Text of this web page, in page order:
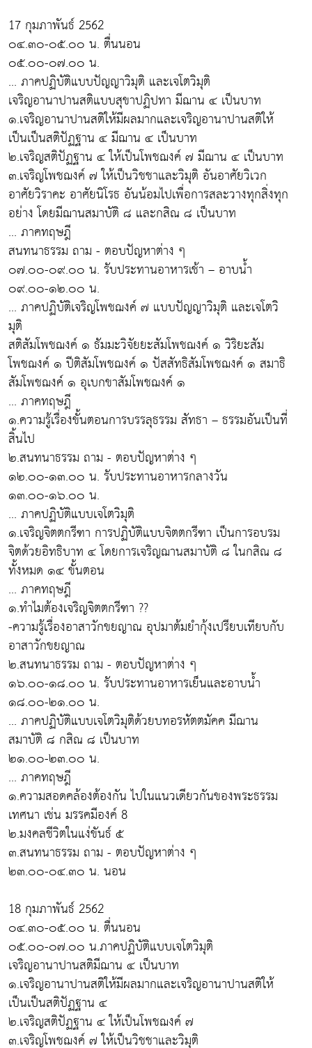
17 กุมภาพันธ์ 2562
๐๔.๓๐-๐๕.๐๐ น. ตื่นนอน
๐๕.๐๐-๐๗.๐๐ น.
... ภาคปฏิบัติแบบปัญญาวิมุติ และเจโตวิมุติ
เจริญอานาปานสติแบบสุขาปฏิปทา มีฌาน ๔ เป็นบาท
๑.เจริญอานาปานสติให้มีผลมากและเจริญอานาปานสติให้
เป็นเป็นสติปัฏฐาน ๔ มีฌาน ๔ เป็นบาท
๒.เจริญสติปัฏฐาน ๔ ให้เป็นโพชฌงค์ ๗ มีฌาน ๔ เป็นบาท
๓.เจริญโพชฌงค์ ๗ ให้เป็นวิชชาและวิมุติ อันอาศัยวิเวก
อาศัยวิราคะ อาศัยนิโรธ อันน้อมไปเพื่อการสละวางทุกสิ่งทุก
อย่าง โดยมีฌานสมาบัติ ๘ และกสิณ ๘ เป็นบาท
... ภาคทฤษฎี
สนทนาธรรม ถาม - ตอบปัญหาต่าง ๆ
๐๗.๐๐-๐๙.๐๐ น. รับประทานอาหารเช้า – อาบน้ำ
๐๙.๐๐-๑๒.๐๐ น.
... ภาคปฏิบัติเจริญโพชฌงค์ ๗ แบบปัญญาวิมุติ และเจโตวิ
มุติ
สติสัมโพชฌงค์ ๑ ธัมมะวิจัยยะสัมโพชฌงค์ ๑ วิริยะสัม
โพชฌงค์ ๑ ปีติสัมโพชฌงค์ ๑ ปัสสัทธิสัมโพชฌงค์ ๑ สมาธิ
สัมโพชฌงค์ ๑ อุเบกขาสัมโพชฌงค์ ๑
... ภาคทฤษฎี
๑.ความรู้เรื่องขั้นตอนการบรรลุธรรม สัทธา – ธรรมอันเป็นที่
สิ้นไป
๒.สนทนาธรรม ถาม - ตอบปัญหาต่าง ๆ
๑๒.๐๐-๑๓.๐๐ น. รับประทานอาหารกลางวัน
๑๓.๐๐-๑๖.๐๐ น.
... ภาคปฏิบัติแบบเจโตวิมุติ
๑.เจริญจิตตกรีฑา การปฏิบัติแบบจิตตกรีฑา เป็นการอบรม
จิตด้วยอิทธิบาท ๔ โดยการเจริญฌานสมาบัติ ๘ ในกสิณ ๘
ทั้งหมด ๑๔ ขั้นตอน
... ภาคทฤษฎี
๑.ทำไมต้องเจริญจิตตกรีฑา ??
-ความรู้เรื่องอาสาวักขยญาณ อุปมาต้มยำกุ้งเปรียบเทียบกับ
อาสาวักขยญาณ
๒.สนทนาธรรม ถาม - ตอบปัญหาต่าง ๆ
๑๖.๐๐-๑๘.๐๐ น. รับประทานอาหารเย็นและอาบน้ำ
๑๘.๐๐-๒๑.๐๐ น.
... ภาคปฏิบัติแบบเจโตวิมุติด้วยบทอรหัตตมัคค มีฌาน
สมาบัติ ๘ กสิณ ๘ เป็นบาท
๒๑.๐๐-๒๓.๐๐ น.
... ภาคทฤษฎี
๑.ความสอดคล้องต้องกัน ไปในแนวเดียวกันของพระธรรม
เทศนา เช่น มรรคมีองค์ 8
๒.มงคลชีวิตในแง่ขันธ์ ๕
๓.สนทนาธรรม ถาม - ตอบปัญหาต่าง ๆ
๒๓.๐๐-๐๔.๓๐ น. นอน
18 กุมภาพันธ์ 2562
๐๔.๓๐-๐๕.๐๐ น. ตื่นนอน
๐๕.๐๐-๐๗.๐๐ น.ภาคปฏิบัติแบบเจโตวิมุติ
เจริญอานาปานสติมีฌาน ๔ เป็นบาท
๑.เจริญอานาปานสติให้มีผลมากและเจริญอานาปานสติให้
เป็นเป็นสติปัฏฐาน ๔
๒.เจริญสติปัฏฐาน ๔ ให้เป็นโพชฌงค์ ๗
๓.เจริญโพชฌงค์ ๗ ให้เป็นวิชชาและวิมุติ